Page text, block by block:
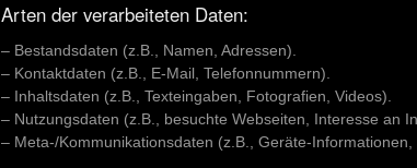
Arten der verarbeiteten Daten:
– Bestandsdaten (z.B., Namen, Adressen).
– Kontaktdaten (z.B., E-Mail, Telefonnummern).
– Inhaltsdaten (z.B., Texteingaben, Fotografien, Videos).
– Nutzungsdaten (z.B., besuchte Webseiten, Interesse an
– Meta-/Kommunikationsdaten (z.B., Geräte-Informationen,